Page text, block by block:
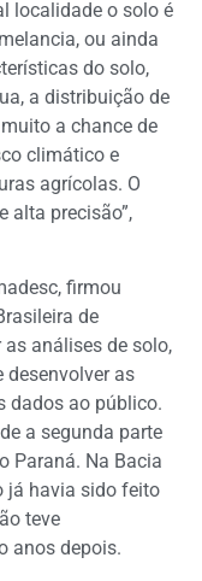
localidade o solo é
ou ainda
do solo,
a distribuição de
a chance de
climático e
agrícolas. O
alta precisão”,
firmou
de
análises de solo,
desenvolver as
dados ao público.
a segunda parte
Paraná. Na Bacia
já havia sido feito
teve
anos depois.